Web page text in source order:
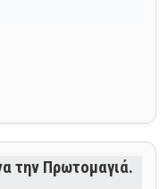
την Πρωτομαγιά.